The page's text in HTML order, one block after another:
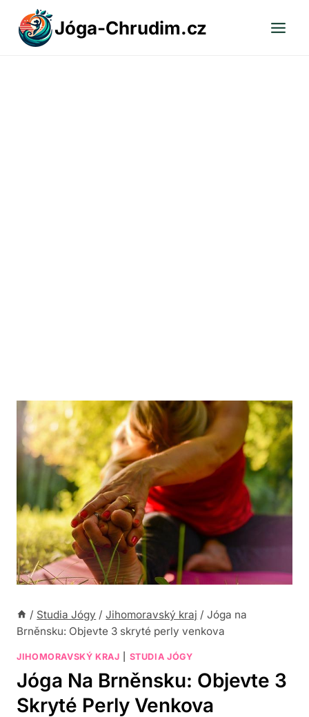
Přeskočit
obsah
Jóga-Chrudim.cz
/ Studia Jógy / Jihomoravský kraj / Jóga na
Brněnsku: Objevte 3 skryté perly venkova
JIHOMORAVSKÝ KRAJ STUDIA JÓGY
Jóga Na Brněnsku: Objevte 3
Skryté Perly Venkova